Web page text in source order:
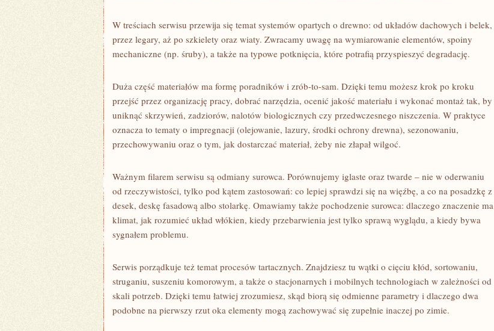
W treściach serwisu przewija się temat systemów opartych o drewno: od układów dachowych i belek,
przez legary, aż po szkielety oraz wiaty. Zwracamy uwagę na wymiarowanie elementów, spoiny
mechaniczne (np. śruby), a także na typowe potknięcia, które potrafią przyspieszyć degradację.
Duża część materiałów ma formę poradników i zrób-to-sam. Dzięki temu możesz krok po kroku
przejść przez organizację pracy, dobrać narzędzia, ocenić jakość materiału i wykonać montaż tak, by
uniknąć skrzywień, zadziorów, nalotów biologicznych czy przedwczesnego niszczenia. W praktyce
oznacza to tematy o impregnacji (olejowanie, lazury, środki ochrony drewna), sezonowaniu,
przechowywaniu oraz o tym, jak dostarczać materiał, żeby nie złapał wilgoć.
Ważnym filarem serwisu są odmiany surowca. Porównujemy iglaste oraz twarde – nie w oderwaniu
od rzeczywistości, tylko pod kątem zastosowań: co lepiej sprawdzi się na więźbę, a co na posadzkę z
desek, deskę fasadową albo stolarkę. Omawiamy także pochodzenie surowca: dlaczego znaczenie ma
klimat, jak rozumieć układ włókien, kiedy przebarwienia jest tylko sprawą wyglądu, a kiedy bywa
sygnałem problemu.
Serwis porządkuje też temat procesów tartacznych. Znajdziesz tu wątki o cięciu kłód, sortowaniu,
struganiu, suszeniu komorowym, a także o stacjonarnych i mobilnych technologiach w zależności od
skali potrzeb. Dzięki temu łatwiej zrozumiesz, skąd biorą się odmienne parametry i dlaczego dwa
podobne na pierwszy rzut oka elementy mogą zachowywać się zupełnie inaczej po zimie.